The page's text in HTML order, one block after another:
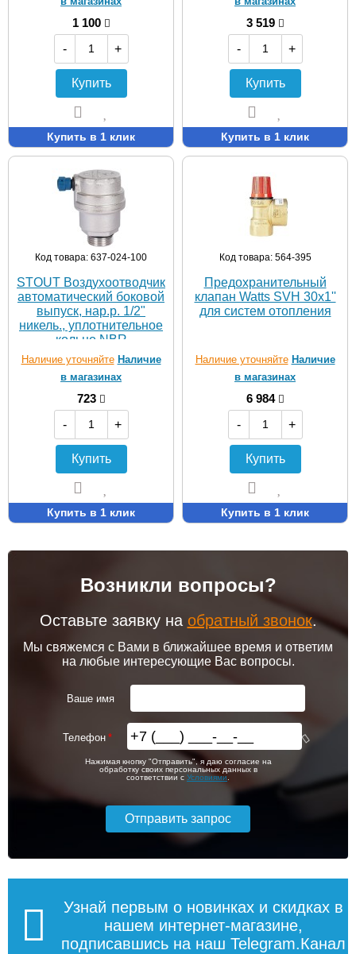
1 100
-
+
Купить
Купить в 1 клик
3 519
-
+
Купить
Купить в 1 клик
Код товара: 637-024-100
STOUT Воздухоотводчик
автоматический боковой
выпуск, нар.р. 1/2"
никель., уплотнительное
кольцо NBR
Наличие уточняйте Наличие
в магазинах
723
-
+
Купить
Купить в 1 клик
Код товара: 564-395
Предохранительный
клапан Watts SVH 30x1''
для систем отопления
Наличие уточняйте Наличие
в магазинах
6 984
-
+
Купить
Купить в 1 клик
Возникли вопросы?
Оставьте заявку на обратный звонок.
Мы свяжемся с Вами в ближайшее время и ответим
на любые интересующие Вас вопросы.
Ваше имя
Телефон
Нажимая кнопку "Отправить", я даю согласие на
обработку своих персональных данных в
соответствии с Условиями.
Узнай первым о новинках и скидках в
нашем интернет-магазине,
подписавшись на наш Telegram.Канал